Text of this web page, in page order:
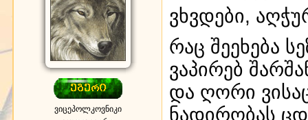
ვიცეპოლკოვნიკი
ვხვდები,
რაც შეეხება
ვაპირებ
და ღორი
ნადირობას